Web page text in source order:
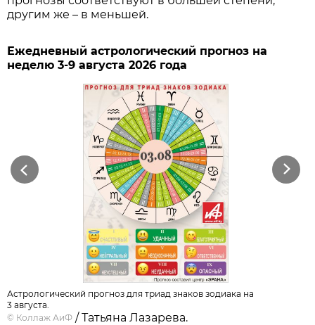
другим же – в меньшей.
Ежедневный астрологический прогноз на
неделю 3-9 августа 2026 года
Previous Next
Астрологический прогноз для триад знаков зодиака на
3 августа.
© Коллаж АиФ / Татьяна Лазарева.